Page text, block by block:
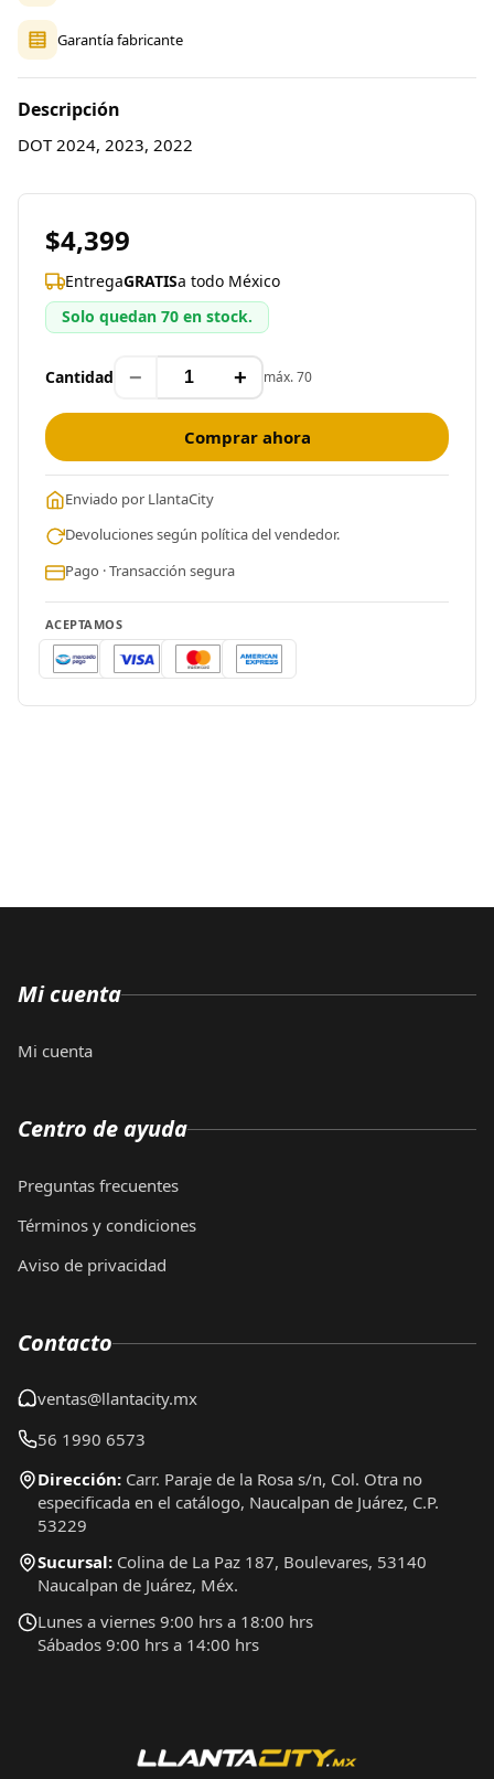
Garantía fabricante
Descripción
DOT 2024, 2023, 2022
$4,399
EntregaGRATISa todo México
Solo quedan 70 en stock.
Cantidad − + máx. 70
Comprar ahora
Enviado por LlantaCity
Devoluciones según política del vendedor.
Pago · Transacción segura
ACEPTAMOS
Mi cuenta
Mi cuenta
Centro de ayuda
Preguntas frecuentes
Términos y condiciones
Aviso de privacidad
Contacto
ventas@llantacity.mx
56 1990 6573
Dirección: Carr. Paraje de la Rosa s/n, Col. Otra no
especificada en el catálogo, Naucalpan de Juárez, C.P.
53229
Sucursal: Colina de La Paz 187, Boulevares, 53140
Naucalpan de Juárez, Méx.
Lunes a viernes 9:00 hrs a 18:00 hrs
Sábados 9:00 hrs a 14:00 hrs